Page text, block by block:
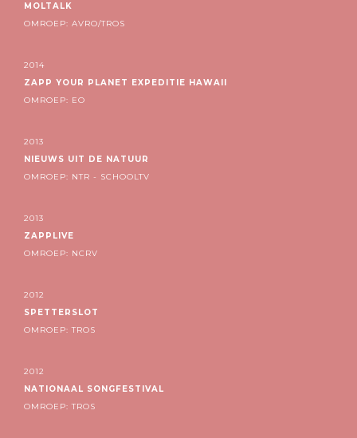
MOLTALK
OMROEP: AVRO/TROS
2014
ZAPP YOUR PLANET EXPEDITIE HAWAII
OMROEP: EO
2013
NIEUWS UIT DE NATUUR
OMROEP: NTR - SCHOOLTV
2013
ZAPPLIVE
OMROEP: NCRV
2012
SPETTERSLOT
OMROEP: TROS
2012
NATIONAAL SONGFESTIVAL
OMROEP: TROS